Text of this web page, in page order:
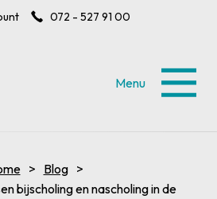
072 - 527 91 00
Menu
Blog
bijscholing en nascholing in de